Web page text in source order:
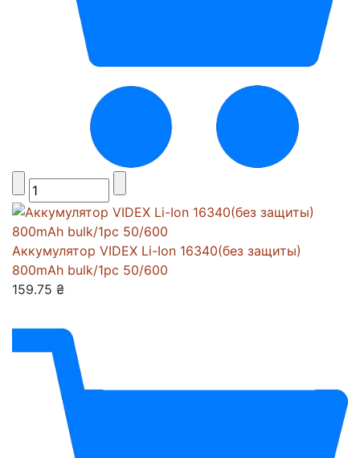
Аккумулятор VIDEX Li-Ion 16340(без защиты)
800mAh bulk/1pc 50/600
159.75 ₴